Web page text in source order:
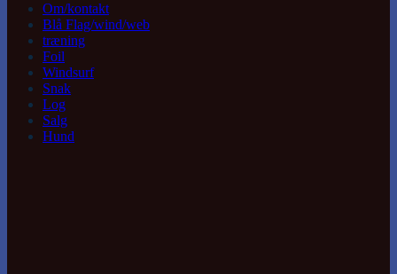
Om/kontakt
Blå Flag/wind/web
træning
Foil
Windsurf
Snak
Log
Salg
Hund